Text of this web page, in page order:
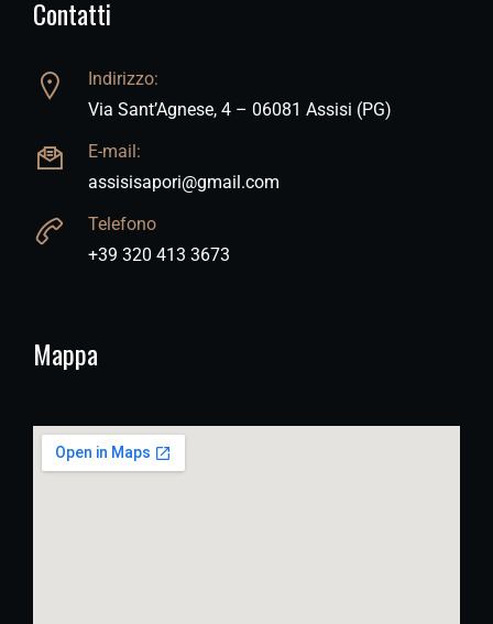
Contatti
Indirizzo:
Via Sant’Agnese, 4 – 06081 Assisi (PG)
E-mail:
assisisapori@gmail.com
Telefono
+39 320 413 3673
Mappa